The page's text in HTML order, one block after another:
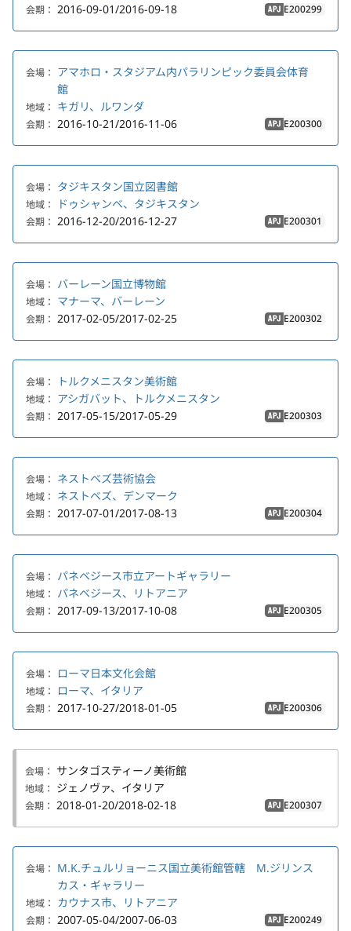
会期： 2016-09-01/2016-09-18 APJ E200299
会場： アマホロ・スタジアム内パラリンピック委員会体育
館
地域： キガリ、ルワンダ
会期： 2016-10-21/2016-11-06 APJ E200300
会場： タジキスタン国立図書館
地域： ドゥシャンベ、タジキスタン
会期： 2016-12-20/2016-12-27 APJ E200301
会場： バーレーン国立博物館
地域： マナーマ、バーレーン
会期： 2017-02-05/2017-02-25 APJ E200302
会場： トルクメニスタン美術館
地域： アシガバット、トルクメニスタン
会期： 2017-05-15/2017-05-29 APJ E200303
会場： ネストベズ芸術協会
地域： ネストベズ、デンマーク
会期： 2017-07-01/2017-08-13 APJ E200304
会場： パネベジース市立アートギャラリー
地域： パネベジース、リトアニア
会期： 2017-09-13/2017-10-08 APJ E200305
会場： ローマ日本文化会館
地域： ローマ、イタリア
会期： 2017-10-27/2018-01-05 APJ E200306
会場： サンタゴスティーノ美術館
地域： ジェノヴァ、イタリア
会期： 2018-01-20/2018-02-18 APJ E200307
会場： M.K.チュルリョーニス国立美術館管轄 M.ジリンス
カス・ギャラリー
地域： カウナス市、リトアニア
会期： 2007-05-04/2007-06-03 APJ E200249